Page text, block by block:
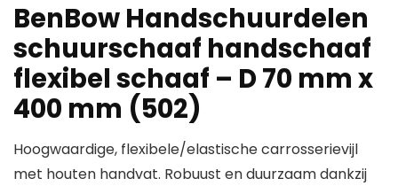
BenBow Handschuurdelen
schuurschaaf handschaaf
flexibel schaaf – D 70 mm x
400 mm (502)
Hoogwaardige, flexibele/elastische carrosserievijl
met houten handvat. Robuust en duurzaam dankzij